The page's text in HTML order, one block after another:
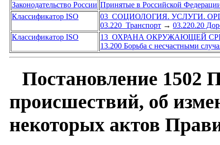
Законодательство России Принятые в Российской
Классификатор ISO
03 СОЦИОЛОГИЯ. УСЛУГИ.
03.220 Транспорт → 03.220.20
Классификатор ISO
13 ОХРАНА ОКРУЖАЮЩЕЙ
13.200 Борьба с несчастными
Постановление 1502
происшествий, об
некоторых актов